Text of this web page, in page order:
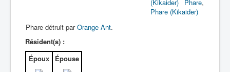
Générique
Nom
(Kikaider)
Phare,
Phare (Kikaider)
Phare détruit parOrange Ant.
Résident(s) :
Époux
Épouse